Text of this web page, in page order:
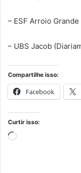
– ESF Arroio
– UBS Jacob
Compartilhe isso:
Facebook
Curtir isso:
Carregando...